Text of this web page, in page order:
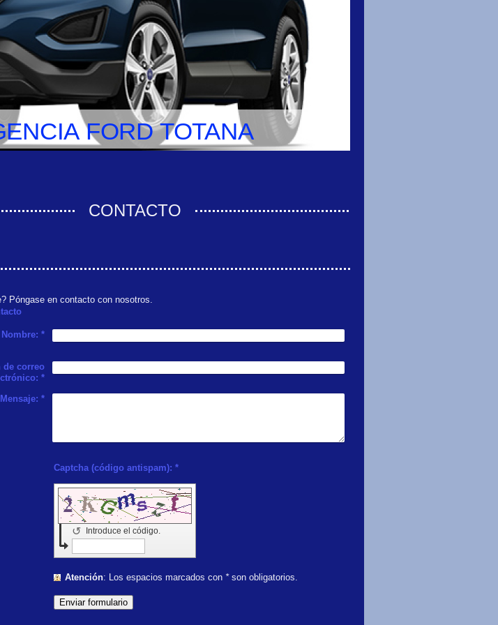
FORD TOTANA
CONTACTO
Póngase en contacto con nosotros.
Nombre: *
de correo
*
Mensaje: *
Captcha (código antispam): *
Introduce el código.
↺
Atención : Los espacios marcados con *son obligatorios.